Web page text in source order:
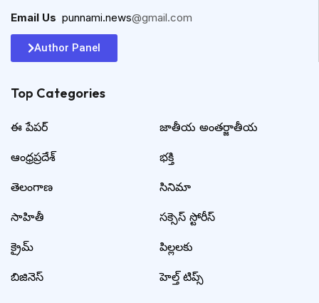
Email Us punnami.news@gmail.com
Author Panel
Top Categories​
ఈ పేపర్
ఆంధ్రప్రదేశ్
తెలంగాణ
సాహితీ
క్రైమ్
బిజినెస్
జాతీయ అంతర్జాతీయ
భక్తి
సినిమా
సక్సెస్ స్టోరీస్
పిల్లలకు
హెల్త్ టిప్స్